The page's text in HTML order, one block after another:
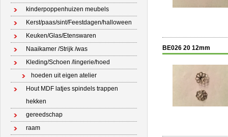
kinderpoppenhuizen meubels
Kerst/paas/sint/Feestdagen/halloween
Keuken/Glas/Etenswaren
Naaikamer /Strijk /was
Kleding/Schoen /lingerie/hoed
hoeden uit eigen atelier
Hout MDF latjes spindels trappen
hekken
gereedschap
raam
BE026 20 12mm